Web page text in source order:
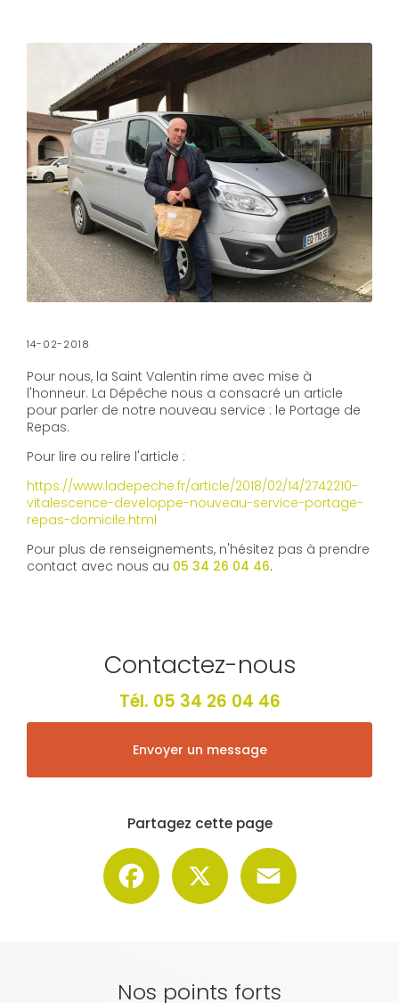
14-02-2018
Pour nous, la Saint Valentin rime avec mise à
l'honneur. La Dépêche nous a consacré un article
pour parler de notre nouveau service : le Portage de
Repas.
Pour lire ou relire l'article :
https://www.ladepeche.fr/article/2018/02/14/2742210-
vitalescence-developpe-nouveau-service-portage-
repas-domicile.html
Pour plus de renseignements, n'hésitez pas à prendre
contact avec nous au 05 34 26 04 46.
Contactez-nous
Tél. 05 34 26 04 46
Envoyer un message
Partagez cette page
Facebook
Nos points forts